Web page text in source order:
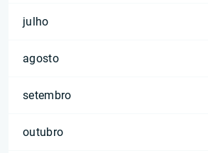
julho
agosto
setembro
outubro